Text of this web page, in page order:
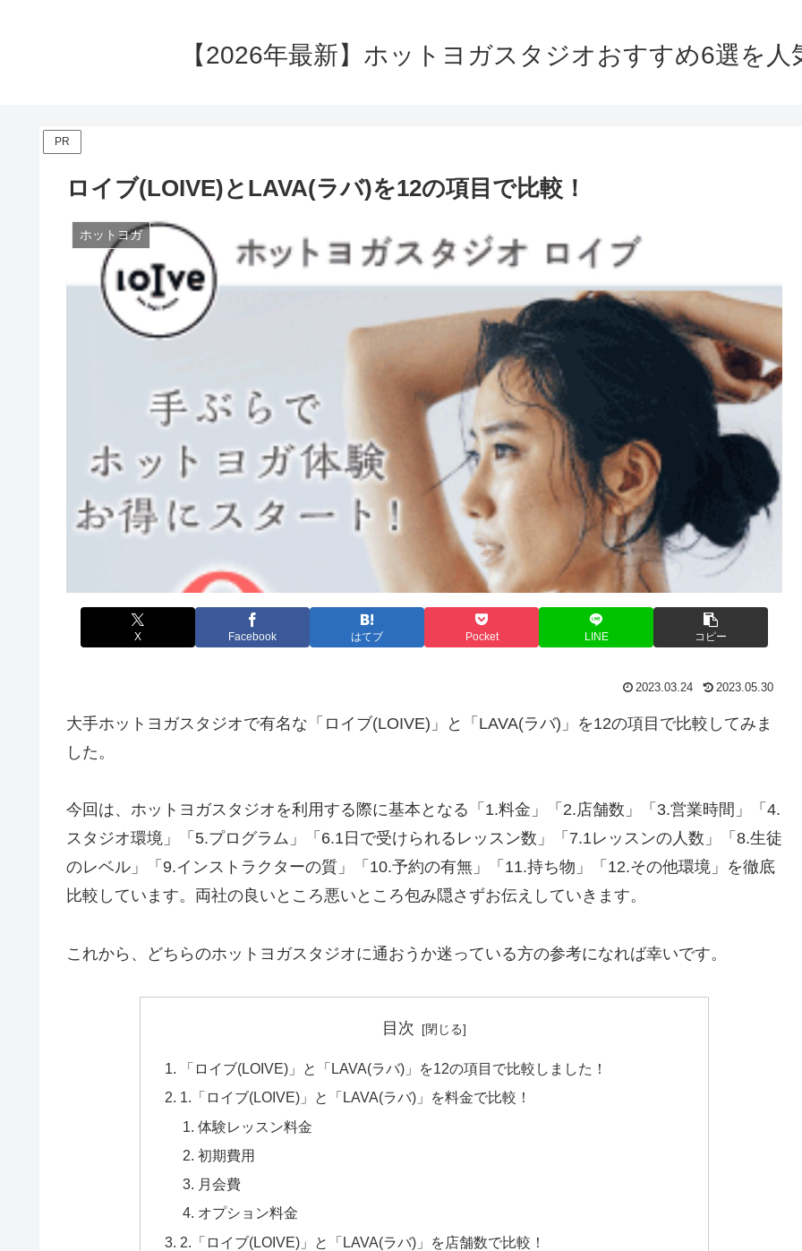
【2026年最新】ホットヨガスタジオおすすめ6選を
PR
ロイブ(LOIVE)とLAVA(ラバ)を12の項目で比較！
ホットヨガ
X Facebook はてブ Pocket LINE コピー
2023.03.24 2023.05.30
大手ホットヨガスタジオで有名な「ロイブ(LOIVE)」と「LAVA(ラバ)」を12の項目で比較してみま
した。
今回は、ホットヨガスタジオを利用する際に基本となる「1.料金」「2.店舗数」「3.営業時間」「4.
スタジオ環境」「5.プログラム」「6.1日で受けられるレッスン数」「7.1レッスンの人数」「8.生徒
のレベル」「9.インストラクターの質」「10.予約の有無」「11.持ち物」「12.その他環境」を徹底
比較しています。両社の良いところ悪いところ包み隠さずお伝えしていきます。
これから、どちらのホットヨガスタジオに通おうか迷っている方の参考になれば幸いです。
目次
「ロイブ(LOIVE)」と「LAVA(ラバ)」を12の項目で比較しました！
1.「ロイブ(LOIVE)」と「LAVA(ラバ)」を料金で比較！
体験レッスン料金
初期費用
月会費
オプション料金
2.「ロイブ(LOIVE)」と「LAVA(ラバ)」を店舗数で比較！